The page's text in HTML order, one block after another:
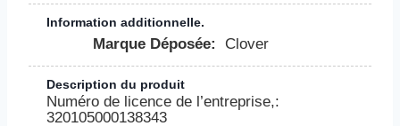
Information additionnelle.
Marque Déposée: Clover
Description du produit
Numéro de licence de l’entreprise,:
320105000138343